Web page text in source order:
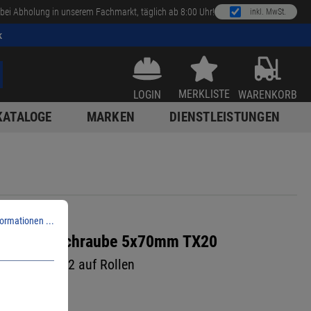
Abholung in unserem Fachmarkt, täglich ab 8:00 Uhr! inkl. MwSt.
LOGIN MERKLISTE WARENKORB
MARKEN DIENSTLEISTUNGEN
AG
5x70mm TX20
Edelstahl A2 auf Rollen
...